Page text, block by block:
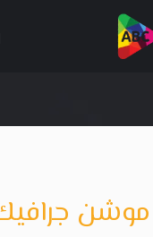
موشن